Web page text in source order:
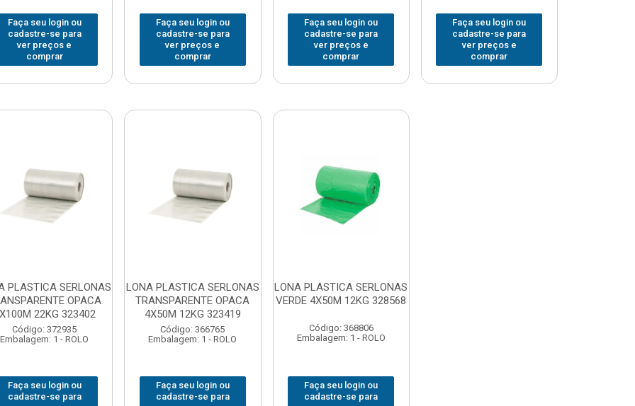
Faça seu login ou
cadastre-se para
ver preços e
comprar
Faça seu login ou
cadastre-se para
ver preços e
comprar
Faça seu login ou
cadastre-se para
ver preços e
comprar
Faça seu login ou
cadastre-se para
ver preços e
comprar
PLASTICA SERLONAS
OPACA
22KG 323402
Código: 372935
Embalagem: 1 - ROLO
Faça seu login ou
cadastre-se para
LONA PLASTICA SERLONAS
TRANSPARENTE OPACA
4X50M 12KG 323419
Código: 366765
Embalagem: 1 - ROLO
Faça seu login ou
cadastre-se para
LONA PLASTICA SERLONAS
VERDE 4X50M 12KG 328568
Código: 368806
Embalagem: 1 - ROLO
Faça seu login ou
cadastre-se para